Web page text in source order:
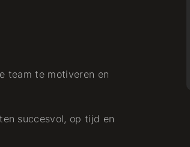
team te motiveren en
succesvol, op tijd en